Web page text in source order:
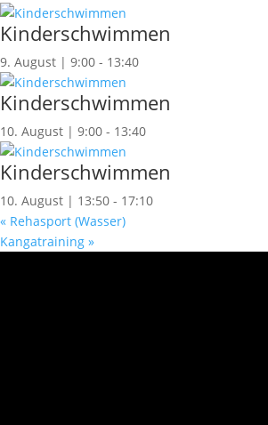
Kinderschwimmen
9. August | 9:00 - 13:40
Kinderschwimmen
10. August | 9:00 - 13:40
Kinderschwimmen
10. August | 13:50 - 17:10
« Rehasport (Wasser)
Kangatraining »